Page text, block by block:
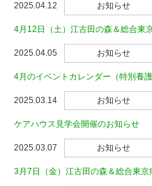
2025.04.12 お知らせ
4月12日（土）江古田の森＆総合東
2025.04.05 お知らせ
4月のイベントカレンダー（特別養護
2025.03.14 お知らせ
ケアハウス見学会開催のお知らせ
2025.03.07 お知らせ
3月7日（金）江古田の森＆総合東